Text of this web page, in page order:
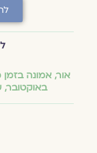
אור,אמונה בזמן
באוקטובר,